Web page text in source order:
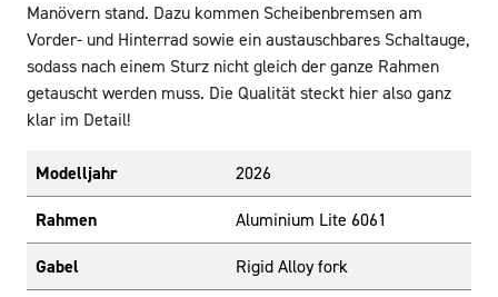
Manövern stand. Dazu kommen Scheibenbremsen am
Vorder- und Hinterrad sowie ein austauschbares Schaltauge,
sodass nach einem Sturz nicht gleich der ganze Rahmen
getauscht werden muss. Die Qualität steckt hier also ganz
klar im Detail!
Modelljahr 2026
Rahmen Aluminium Lite 6061
Gabel Rigid Alloy fork